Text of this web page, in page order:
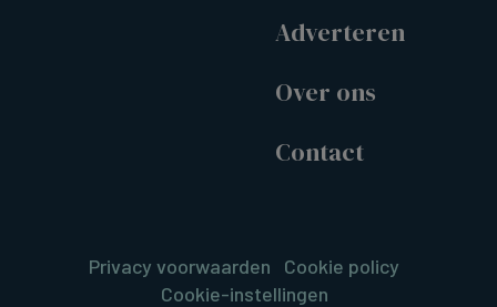
Adverteren
Over ons
Contact
Privacy voorwaarden
Cookie policy
Cookie-instellingen